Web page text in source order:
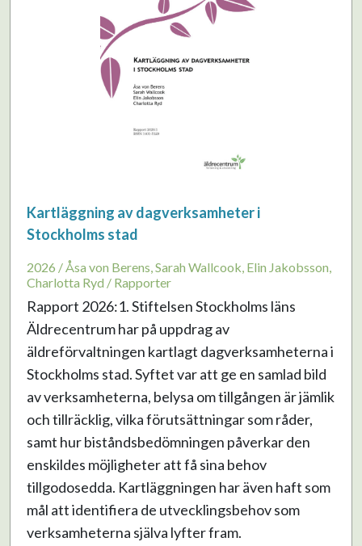
Kartläggning av dagverksamheter i
Stockholms stad
2026 / Åsa von Berens, Sarah Wallcook, Elin Jakobsson,
Charlotta Ryd / Rapporter
Rapport 2026:1. Stiftelsen Stockholms läns
Äldrecentrum har på uppdrag av
äldreförvaltningen kartlagt dagverksamheterna i
Stockholms stad. Syftet var att ge en samlad bild
av verksamheterna, belysa om tillgången är jämlik
och tillräcklig, vilka förutsättningar som råder,
samt hur biståndsbedömningen påverkar den
enskildes möjligheter att få sina behov
tillgodosedda. Kartläggningen har även haft som
mål att identifiera de utvecklingsbehov som
verksamheterna själva lyfter fram.